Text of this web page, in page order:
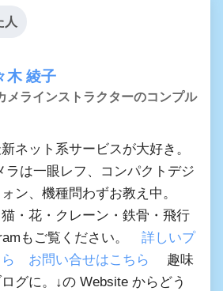
人
木 綾子
メラインストラクターのコンプル
ネット系サービスが大好き。
ラは一眼レフ、コンパクトデジ
ン、機種問わずお教え中。
・花・クレーン・鉄骨・飛行
もご覧ください。 詳しいプ
お問い合せはこちら
趣味
グに。↓の Website からどう